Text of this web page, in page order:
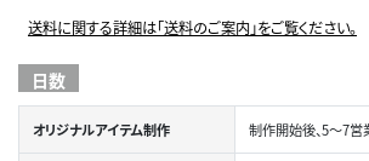
送料に関する詳細は「送料のご案内」をご覧ください。
日数
オリジナルアイテム制作 制作開始後、5～7営